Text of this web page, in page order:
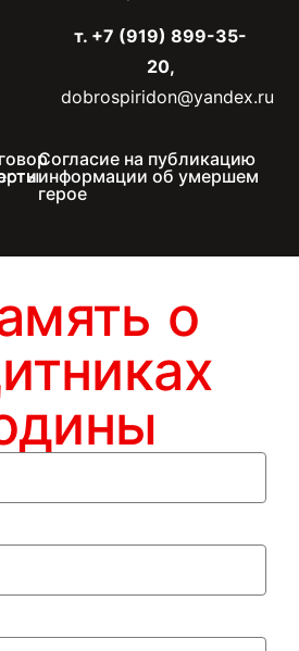
т. +7 (919) 899-35-
20,
dobrospiridon@yandex.ru
Согласие на публикацию
информации об умершем
герое
о